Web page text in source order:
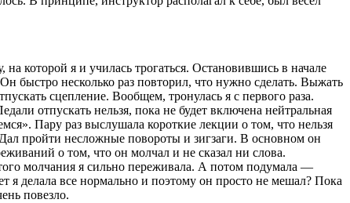
которой я и училась трогаться. Остановившись в начале
быстро несколько раз повторил, что нужно сделать. Выжать
сцепление. Вообщем, тронулась я с первого раза.
отпускать нельзя, пока не будет включена нейтральная
Пару раз выслушала короткие лекции о том, что нельзя
пройти несложные повороты и зигзаги. В основном он
о том, что он молчал и не сказал ни слова.
молчания я сильно переживала. А потом подумала —
я делала все нормально и поэтому он просто не мешал? Пока
повезло.